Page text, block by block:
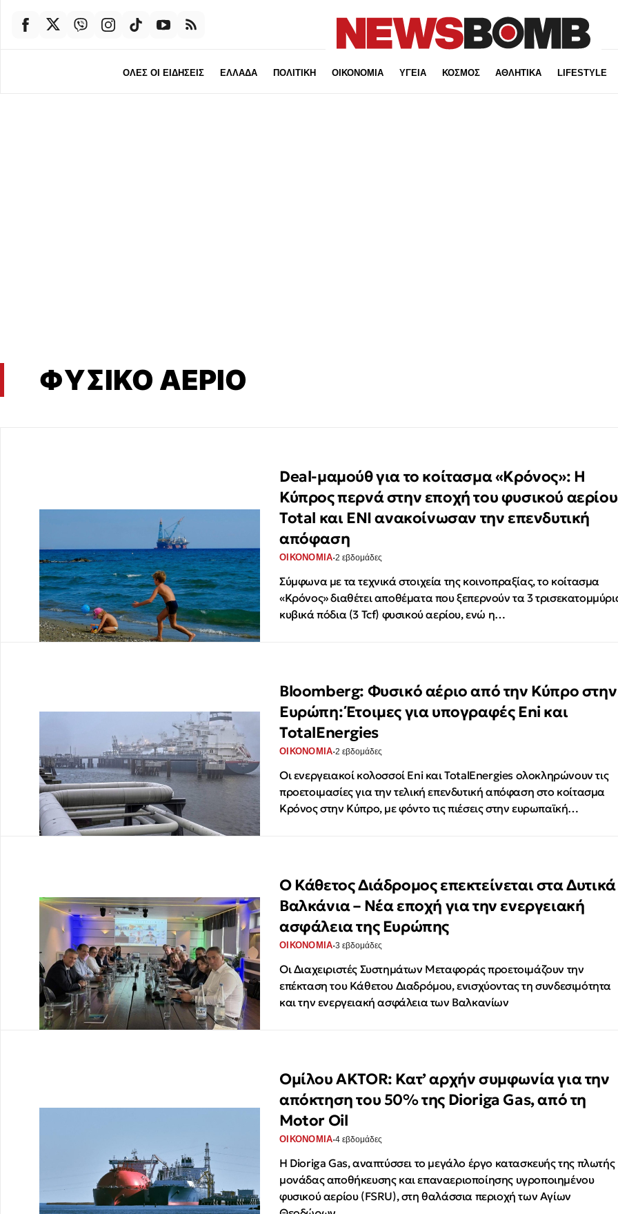
ΟΛΕΣ ΟΙ ΕΙΔΗΣΕΙΣ ΕΛΛΑΔΑ ΠΟΛΙΤΙΚΗ ΟΙΚΟΝΟΜΙΑ ΥΓΕΙΑ ΚΟΣΜΟΣ ΑΘΛΗΤΙΚΑ LIFESTYLE
ΦΥΣΙΚΟ ΑΕΡΙΟ
Deal-μαμούθ για το κοίτασμα «Κρόνος»: Η
Κύπρος περνά στην εποχή του φυσικού
Total και ENI ανακοίνωσαν την επενδυτική
απόφαση
ΟΙΚΟΝΟΜΙΑ·2 εβδομάδες
Σύμφωνα με τα τεχνικά στοιχεία της κοινοπραξίας, το κοίτασμα
«Κρόνος» διαθέτει αποθέματα που ξεπερνούν τα 3
κυβικά πόδια (3 Tcf) φυσικού αερίου, ενώ η…
Bloomberg: Φυσικό αέριο από την Κύπρο στην
Ευρώπη: Έτοιμες για υπογραφές Eni και
TotalEnergies
ΟΙΚΟΝΟΜΙΑ·2 εβδομάδες
Οι ενεργειακοί κολοσσοί Eni και TotalEnergies ολοκληρώνουν τις
προετοιμασίες για την τελική επενδυτική απόφαση στο κοίτασμα
Κρόνος στην Κύπρο, με φόντο τις πιέσεις στην ευρωπαϊκή…
Ο Κάθετος Διάδρομος επεκτείνεται στα Δυτικά
Βαλκάνια – Νέα εποχή για την ενεργειακή
ασφάλεια της Ευρώπης
ΟΙΚΟΝΟΜΙΑ·3 εβδομάδες
Οι Διαχειριστές Συστημάτων Μεταφοράς προετοιμάζουν την
επέκταση του Κάθετου Διαδρόμου, ενισχύοντας τη συνδεσιμότητα
και την ενεργειακή ασφάλεια των Βαλκανίων
Ομίλου AKTOR: Κατ’ αρχήν συμφωνία για την
απόκτηση του 50% της Dioriga Gas, από τη
Motor Oil
ΟΙΚΟΝΟΜΙΑ·4 εβδομάδες
Η Dioriga Gas, αναπτύσσει το μεγάλο έργο κατασκευής της πλωτής
μονάδας αποθήκευσης και επαναεριοποίησης υγροποιημένου
φυσικού αερίου (FSRU), στη θαλάσσια περιοχή των Αγίων